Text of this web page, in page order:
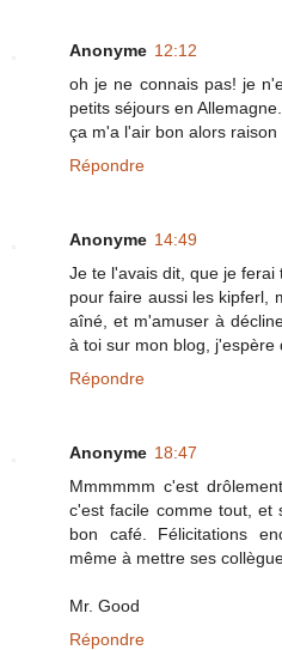
Anonyme 12:12
oh je ne connais pas! je
petits séjours en Allemagne.
ça m'a l'air bon alors
Répondre
Anonyme 14:49
Je te l'avais dit, que je
pour faire aussi les kipferl,
aîné, et m'amuser à
à toi sur mon blog,
Répondre
Anonyme 18:47
Mmmmmm c'est
c'est facile comme tout, et
bon café. Félicitations
même à mettre ses
Mr. Good
Répondre